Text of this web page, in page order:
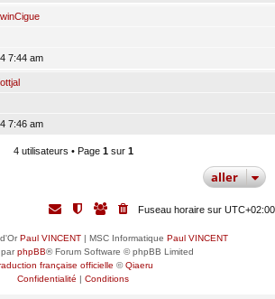
7:44 am
7:46 am
4 utilisateurs • Page 1sur 1
aller
Fuseau horaire sur UTC+02:00
Paul VINCENT| MSC Informatique Paul VINCENT
parphpBB® Forum Software © phpBB Limited
française officielle ©Qiaeru
Confidentialité | Conditions